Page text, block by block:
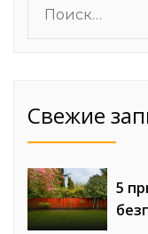
Свежие
5